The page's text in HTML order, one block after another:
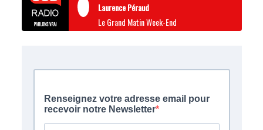
Laurence Péraud
Le Grand Matin Week-End